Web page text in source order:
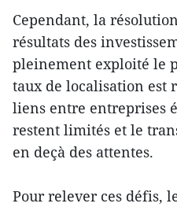
Cependant, la
résultats des
pleinement exploité le
taux de localisation est
liens entre entreprises
restent limités et le
en deçà des attentes.
Pour relever ces défis,